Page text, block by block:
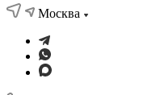
Москва